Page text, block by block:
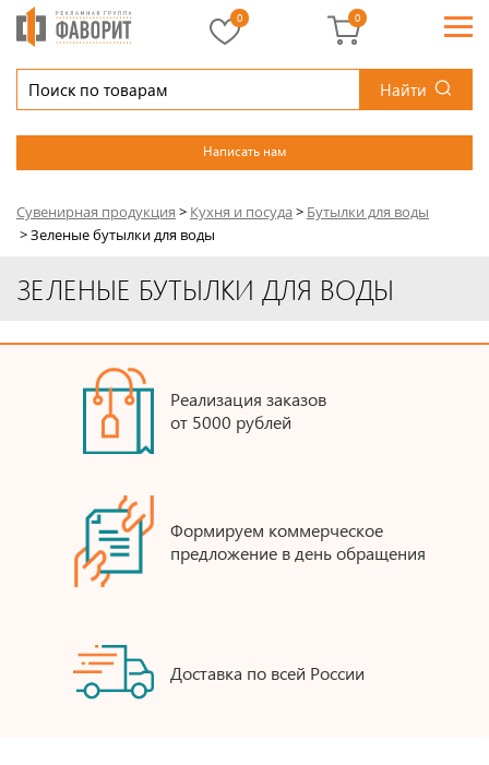
Найти
Написать нам
0 0
Сувенирная продукция > Кухня и посуда> Бутылки для воды
>Зеленые бутылки для воды
ЗЕЛЕНЫЕ БУТЫЛКИ ДЛЯ ВОДЫ
Реализация заказов
от 5000 рублей
Формируем коммерческое
предложение в день обращения
Доставка по всей России